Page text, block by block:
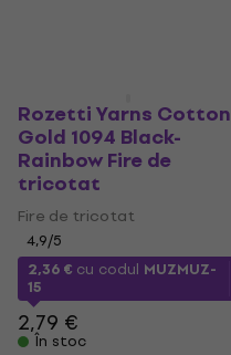
Rozetti Yarns Cotton
Gold 1094 Black-
Rainbow Fire de
tricotat
Fire de tricotat
4,9/5
2,36 € cu codul MUZMUZ-
15
2,79 €
În stoc